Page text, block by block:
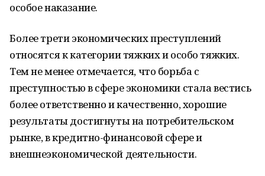
особое наказание.
Более трети экономических преступлений
относятся к категории тяжких и особо тяжких.
Тем не менее отмечается, что борьба с
преступностью в сфере экономики стала вестись
более ответственно и качественно, хорошие
результаты достигнуты на потребительском
рынке, в кредитно-финансовой сфере и
внешнеэкономической деятельности.